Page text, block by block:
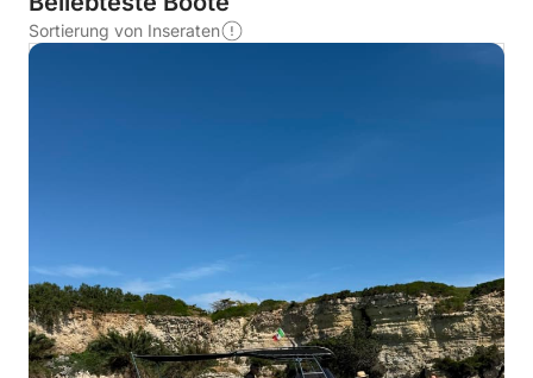
Sortierung von Inseraten